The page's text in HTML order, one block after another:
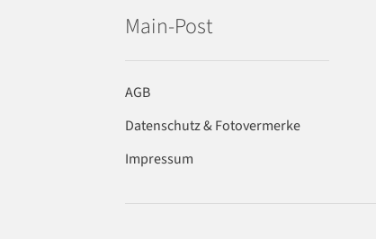
Main-Post
AGB
Datenschutz & Fotovermerke
Impressum